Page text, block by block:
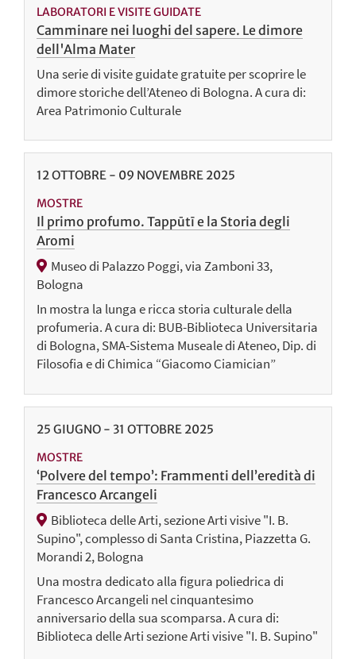
LABORATORI E VISITE GUIDATE
Camminare nei luoghi del sapere. Le dimore
dell'Alma Mater
Una serie di visite guidate gratuite per scoprire le
dimore storiche dell’Ateneo di Bologna. A cura di:
Area Patrimonio Culturale
12OTTOBRE - 09 NOVEMBRE 2025
MOSTRE
Il primo profumo. Tappūtī e la Storia degli
Aromi
Museo di Palazzo Poggi, via Zamboni 33,
Bologna
In mostra la lunga e ricca storia culturale della
profumeria. A cura di: BUB-Biblioteca Universitaria
di Bologna, SMA-Sistema Museale di Ateneo, Dip. di
Filosofia e di Chimica “Giacomo Ciamician”
25 GIUGNO - 31 OTTOBRE 2025
MOSTRE
‘Polvere del tempo’: Frammenti dell’eredità di
Francesco Arcangeli
Biblioteca delle Arti, sezione Arti visive "I. B.
Supino", complesso di Santa Cristina, Piazzetta G.
Morandi 2, Bologna
Una mostra dedicato alla figura poliedrica di
Francesco Arcangeli nel cinquantesimo
anniversario della sua scomparsa. A cura di:
Biblioteca delle Arti sezione Arti visive "I. B. Supino"